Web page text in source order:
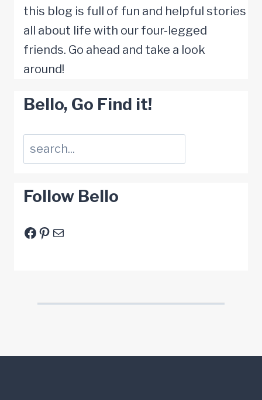
ist
zum
totlachen
this blog is full of fun and helpful stories
all about life with our four-legged
friends. Go ahead and take a look
around!
Bello, Go Find it!
Suchen
Follow Bello
Facebook
Pinterest
E-Mail